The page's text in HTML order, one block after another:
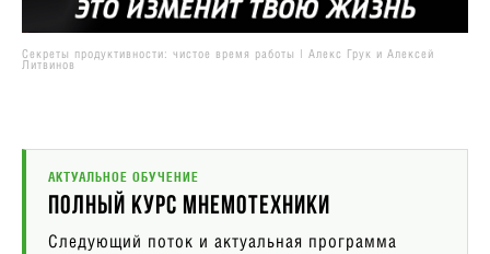
Секреты продуктивности: чистое время работы | Алекс Грук и Алексей
Литвинов
АКТУАЛЬНОЕ ОБУЧЕНИЕ
Полный курс мнемотехники
Следующий поток и актуальная программа